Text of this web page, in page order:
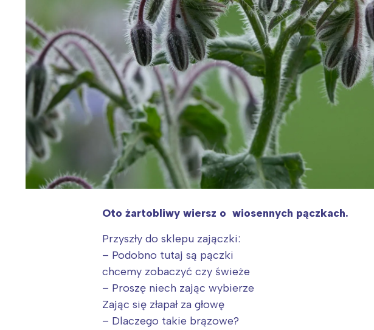
Oto żartobliwy wiersz o wiosennych pączkach.
Przyszły do sklepu zajączki:
– Podobno tutaj są pączki
chcemy zobaczyć czy świeże
– Proszę niech zając wybierze
Zając się złapał za głowę
– Dlaczego takie brązowe?